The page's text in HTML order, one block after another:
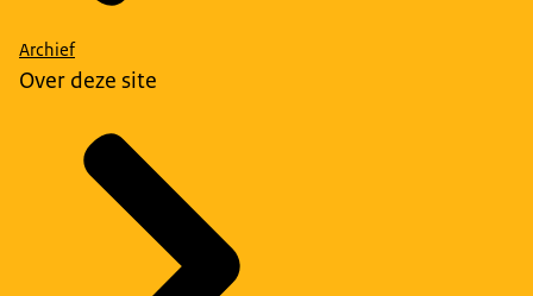
Archief
Over deze site